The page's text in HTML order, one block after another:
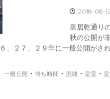
2018-08-
皇居乾通り
秋の公開が
、２７、２９年に一般公開がさ
一般公開 ・ 待ち時間 ・ 混雑 ・ 皇室 ・